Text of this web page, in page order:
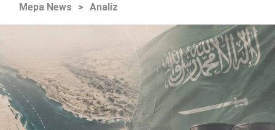
Mepa News > Analiz